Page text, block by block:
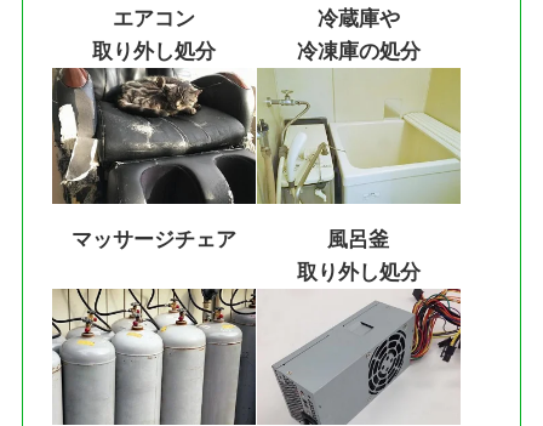
エアコン
取り外し処分
冷蔵庫や
冷凍庫の処分
マッサージチェア
風呂釜
取り外し処分